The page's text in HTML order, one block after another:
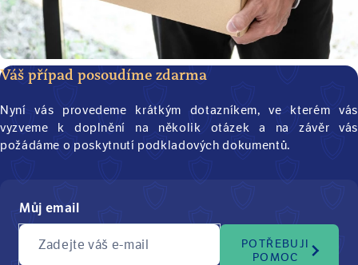
Váš případ posoudíme zdarma
Nyní vás provedeme krátkým dotazníkem, ve kterém vás
vyzveme k doplnění na několik otázek a na závěr vás
požádáme o poskytnutí podkladových dokumentů.
Můj email
Zadejte váš e-mail
POTŘEBUJI
POMOC